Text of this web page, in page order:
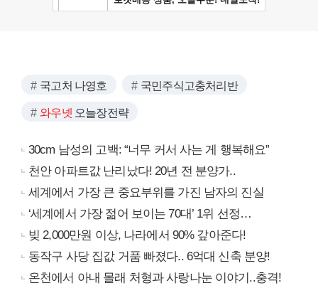
국고처 나영호 국민주식고충처리반
와우넷 오늘장전략
30cm 남성의 고백: “너무 커서 사는 게 행복해요”
천안 아파트값 난리났다! 20년 전 분양가..
세계에서 가장 큰 중요부위를 가진 남자의 진실
‘세계에서 가장 젊어 보이는 70대’ 1위 선정…
빚 2,000만원 이상, 나라에서 90% 갚아준다!
동작구 사당 집값 거품 빠졌다.. 6억대 신축 분양!
온천에서 아내 몰래 처형과 사랑나눈 이야기..충격!